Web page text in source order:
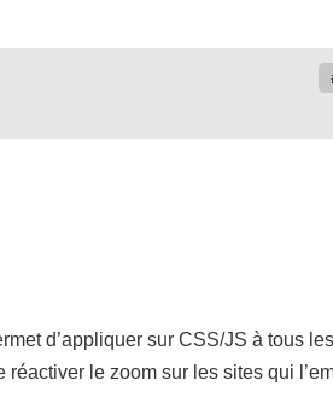
d’appliquer sur CSS/JS à tous
le zoom sur les sites qui